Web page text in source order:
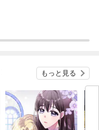
もっと見る